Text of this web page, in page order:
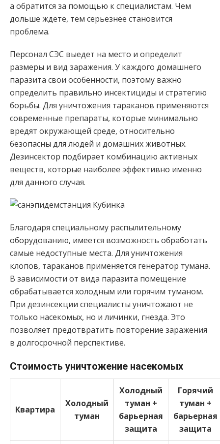
а обратится за помощью к специалистам. Чем
дольше ждете, тем серьезнее становится
проблема.
Персонал СЭС выедет на место и определит
размеры и вид заражения. У каждого домашнего
паразита свои особенности, поэтому важно
определить правильно инсектициды и стратегию
борьбы. Для уничтожения тараканов применяются
современные препараты, которые минимально
вредят окружающей среде, относительно
безопасны для людей и домашних животных.
Дезинсектор подбирает комбинацию активных
веществ, которые наиболее эффективно именно
для данного случая.
Благодаря специальному распылительному
оборудованию, имеется возможность обработать
самые недоступные места. Для уничтожения
клопов, тараканов применяется генератор тумана.
В зависимости от вида паразита помещение
обрабатывается холодным или горячим туманом.
При дезинсекции специалисты уничтожают не
только насекомых, но и личинки, гнезда. Это
позволяет предотвратить повторение заражения
в долгосрочной перспективе.
Стоимость уничтожение насекомых
Квартира
Холодный
туман
Холодный
туман +
барьерная
защита
Горячий
туман +
барьерная
защита